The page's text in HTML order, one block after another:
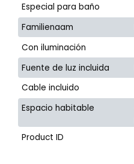
Especial para baño
Familienaam
Con iluminación
Fuente de luz incluida
Cable incluido
Espacio habitable
Product ID